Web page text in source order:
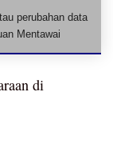
perubahan data
Mentawai
di